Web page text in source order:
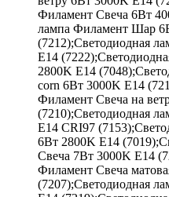
Филамент Свеча 6Вт
лампа Филамент Шар
(7212);Светодиодная
E14
2800K E14
corn 6Вт 3000K E14
Филамент Свеча на
(7210);Светодиодная
E14 CRI97
6Вт 2800K E14
Свеча 7Вт 3000K E14
Филамент Свеча
(7207);Светодиодная